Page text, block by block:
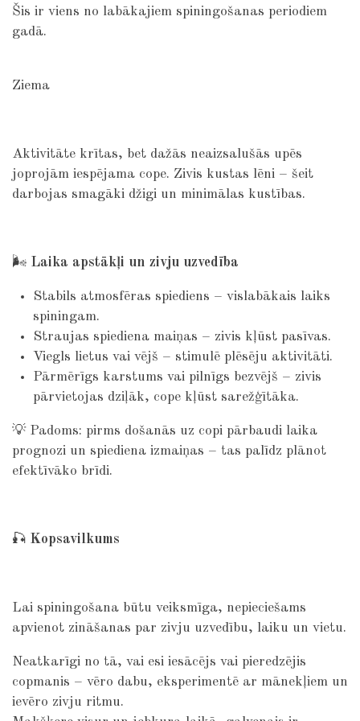
Šis ir viens no labākajiem spiningošanas periodiem
gadā.
Ziema
Aktivitāte krītas, bet dažās neaizsalušās upēs
joprojām iespējama cope. Zivis kustas lēni – šeit
darbojas smagāki džigi un minimālas kustības.
🌬 Laika apstākļi un zivju uzvedība
Stabils atmosfēras spiediens – vislabākais laiks
spiningam.
Straujas spiediena maiņas – zivis kļūst pasīvas.
Viegls lietus vai vējš – stimulē plēsēju aktivitāti.
Pārmērīgs karstums vai pilnīgs bezvējš – zivis
pārvietojas dziļāk, cope kļūst sarežģītāka.
💡 Padoms: pirms došanās uz copi pārbaudi laika
prognozi un spiediena izmaiņas – tas palīdz plānot
efektīvāko brīdi.
🎣 Kopsavilkums
Lai spiningošana būtu veiksmīga, nepieciešams
apvienot zināšanas par zivju uzvedību, laiku un vietu.
Neatkarīgi no tā, vai esi iesācējs vai pieredzējis
copmanis – vēro dabu, eksperimentē ar mānekļiem un
ievēro zivju ritmu.